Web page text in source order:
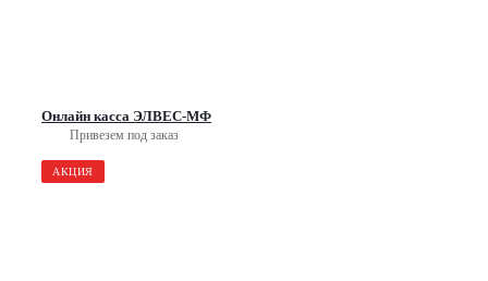
Онлайн касса ЭЛВЕС-МФ
Привезем под заказ
АКЦИЯ